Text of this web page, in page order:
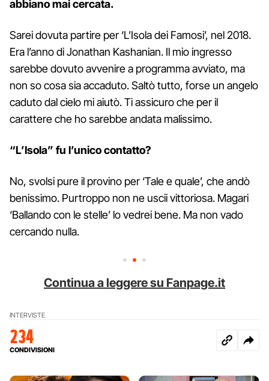
abbiano mai cercata.
Sarei dovuta partire per ‘L’Isola dei Famosi’, nel 2018.
Era l’anno di Jonathan Kashanian. Il mio ingresso
sarebbe dovuto avvenire a programma avviato, ma
non so cosa sia accaduto. Saltò tutto, forse un angelo
caduto dal cielo mi aiutò. Ti assicuro che per il
carattere che ho sarebbe andata malissimo.
“L’Isola” fu l’unico contatto?
No, svolsi pure il provino per ‘Tale e quale’, che andò
benissimo. Purtroppo non ne uscii vittoriosa. Magari
‘Ballando con le stelle’ lo vedrei bene. Ma non vado
cercando nulla.
Continua a leggere su Fanpage.it
INTERVISTE
234
CONDIVISIONI